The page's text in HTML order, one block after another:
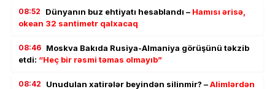
08:52 Dünyanın buz ehtiyatı hesablandı – Hamısı ərisə,
okean 32 santimetr qalxacaq
08:46 Moskva Bakıda Rusiya-Almaniya görüşünü təkzib
etdi: “Heç bir rəsmi təmas olmayıb”
08:42 Unudulan xatirələr beyindən silinmir? –Alimlərdən